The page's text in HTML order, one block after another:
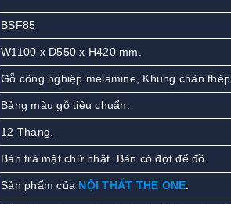
BSF85
W1100 x D550 x H420 mm.
Gỗ công nghiệp melamine, Khung chân thép.
Bảng màu gỗ tiêu chuẩn.
12 Tháng.
Bàn trà mặt chữ nhật. Bàn có đợt để đồ.
Sản phẩm của NỘI THẤT THE ONE